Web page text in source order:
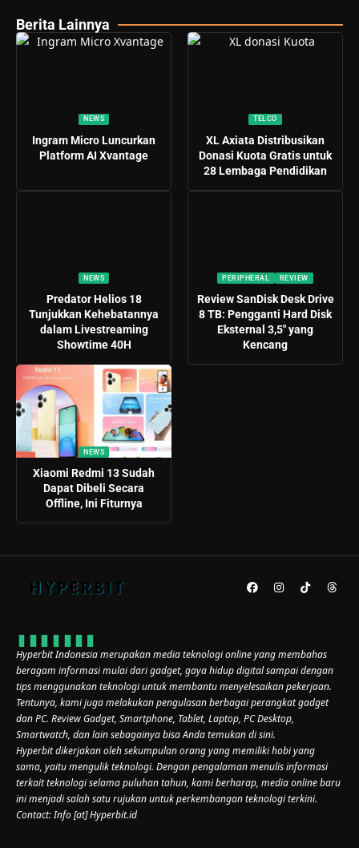
Berita Lainnya
NEWS
Ingram Micro Luncurkan
Platform AI Xvantage
TELCO
XL Axiata Distribusikan
Donasi Kuota Gratis untuk
28 Lembaga Pendidikan
NEWS
Predator Helios 18
Tunjukkan Kehebatannya
dalam Livestreaming
Showtime 40H
PERIPHERAL REVIEW
Review SanDisk Desk Drive
8 TB: Pengganti Hard Disk
Eksternal 3,5″ yang
Kencang
NEWS
Xiaomi Redmi 13 Sudah
Dapat Dibeli Secara
Offline, Ini Fiturnya
Hyperbit Indonesia merupakan media teknologi online yang membahas
beragam informasi mulai dari gadget, gaya hidup digital sampai dengan
tips menggunakan teknologi untuk membantu menyelesaikan pekerjaan.
Tentunya, kami juga melakukan pengulasan berbagai perangkat gadget
dan PC. Review Gadget, Smartphone, Tablet, Laptop, PC Desktop,
Smartwatch, dan lain sebagainya bisa Anda temukan di sini.
Hyperbit dikerjakan oleh sekumpulan orang yang memiliki hobi yang
sama, yaitu mengulik teknologi. Dengan pengalaman menulis informasi
terkait teknologi selama puluhan tahun, kami berharap, media online baru
ini menjadi salah satu rujukan untuk perkembangan teknologi terkini.
Contact: Info [at] Hyperbit.id